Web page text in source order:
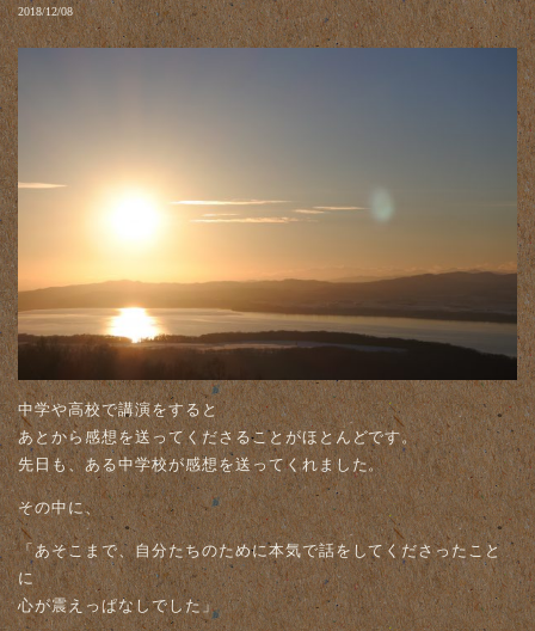
2018/12/08
中学や高校で講演をすると
あとから感想を送ってくださることがほとんどです。
先日も、ある中学校が感想を送ってくれました。
その中に、
「あそこまで、自分たちのために本気で話をしてくださったこと
に
心が震えっぱなしでした」